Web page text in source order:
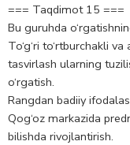
=== Taqdimot 15 ===
Bu guruhda
To‘g‘ri to‘rtburchakli
tasvirlash ularning
o‘rgatish.
Rangdan badiiy
Qog‘oz markazida
bilishda rivojlantirish.